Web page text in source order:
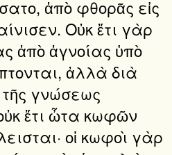
ἀπὸ φθορᾶς εἰς
Οὐκ ἔτι γὰρ
ἀπὸ ἀγνοίας ὑπὸ
ἀλλὰ διὰ
γνώσεως
ἔτι ὦτα κωφῶν
οἱ κωφοὶ γὰρ